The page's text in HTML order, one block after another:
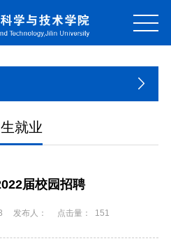
就业
届校园招聘
发布人： 点击量： 151